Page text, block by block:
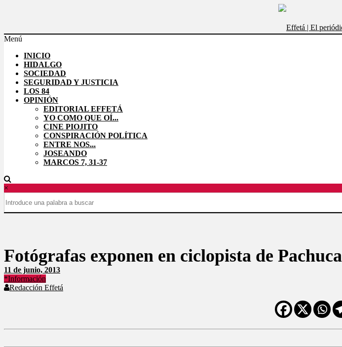
periódico
Hidalgo
importantes
verificadas
y
instante,
así
serio
responsable
de
las
mismas.
Menú
INICIO
HIDALGO
SOCIEDAD
SEGURIDAD Y JUSTICIA
LOS 84
OPINIÓN
EDITORIAL EFFETÁ
YO COMO QUE OÍ...
CINE PIOJITO
CONSPIRACIÓN POLÍTICA
ENTRE NOS...
JOSEANDO
MARCOS 7, 31-37
×
Fotógrafas exponen en ciclopista de Pachuca
11 de junio, 2013
*Información
Redacción Effetá